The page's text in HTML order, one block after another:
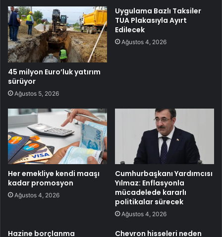
45 milyon Euro’luk yatırım
sürüyor
Ağustos 5, 2026
Uygulama Bazlı Taksiler
TUA Plakasıyla Ayırt
Edilecek
Ağustos 4, 2026
Her emekliye kendi maaşı
kadar promosyon
Ağustos 4, 2026
Cumhurbaşkanı Yardımcısı
Yılmaz: Enflasyonla
mücadelede kararlı
politikalar sürecek
Ağustos 4, 2026
Hazine borçlanma Chevron hisseleri neden